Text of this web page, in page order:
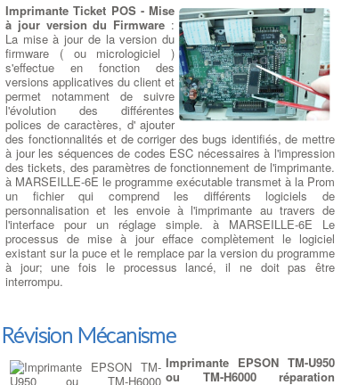
Imprimante Ticket POS - Mise
à jour version du Firmware :
La mise à jour de la version du
firmware ( ou micrologiciel )
s'effectue en fonction des
versions applicatives du client et
permet notamment de suivre
l'évolution des différentes
polices de caractères, d' ajouter
des fonctionnalités et de corriger des bugs identifiés, de mettre
à jour les séquences de codes ESC nécessaires à l'impression
des tickets, des paramètres de fonctionnement de l'imprimante.
à MARSEILLE-6E le programme exécutable transmet à la Prom
un fichier qui comprend les différents logiciels de
personnalisation et les envoie à l'imprimante au travers de
l'interface pour un réglage simple. à MARSEILLE-6E Le
processus de mise à jour efface complètement le logiciel
existant sur la puce et le remplace par la version du programme
à jour; une fois le processus lancé, il ne doit pas être
interrompu.
Révision Mécanisme
Imprimante EPSON TM-U950
ou TM-H6000 réparation